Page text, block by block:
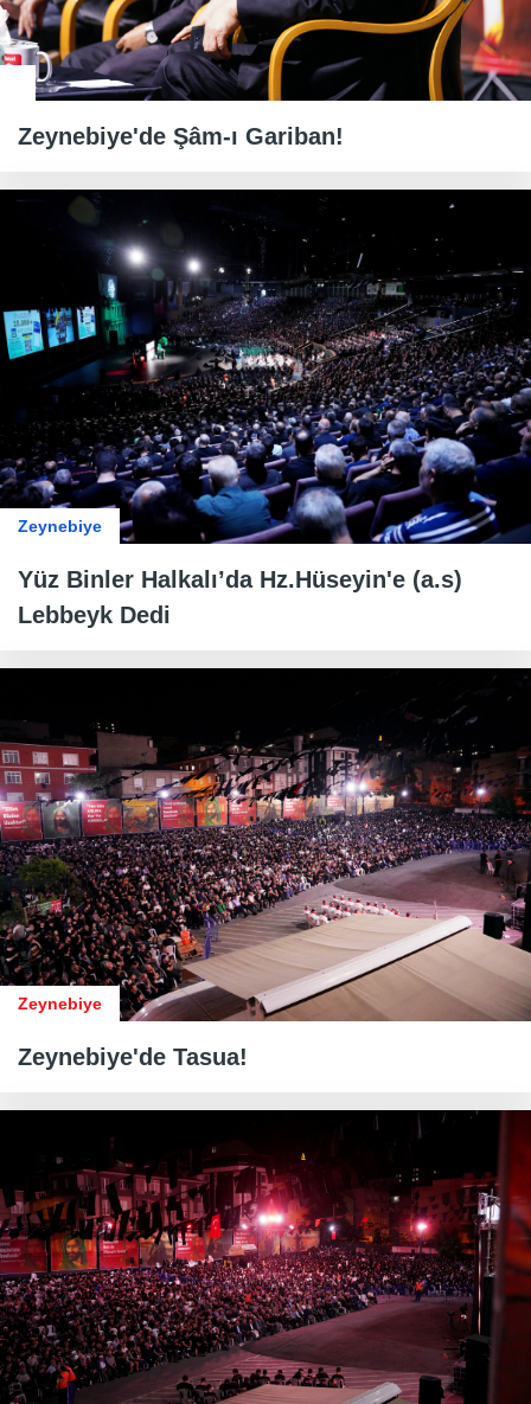
Zeynebiye'de Şâm-ı Gariban!
Zeynebiye
Yüz Binler Halkalı’da Hz.Hüseyin'e (a.s)
Lebbeyk Dedi
Zeynebiye
Zeynebiye'de Tasua!